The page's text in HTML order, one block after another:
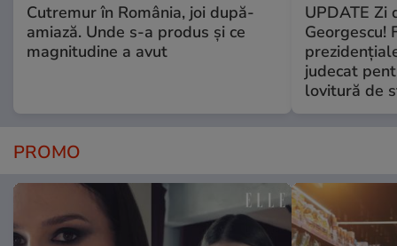
Cutremur în România, joi după-
amiază. Unde s-a produs și ce
magnitudine a avut
UPDATE Zi
Georgescu!
judecat
lovitură de
PROMO